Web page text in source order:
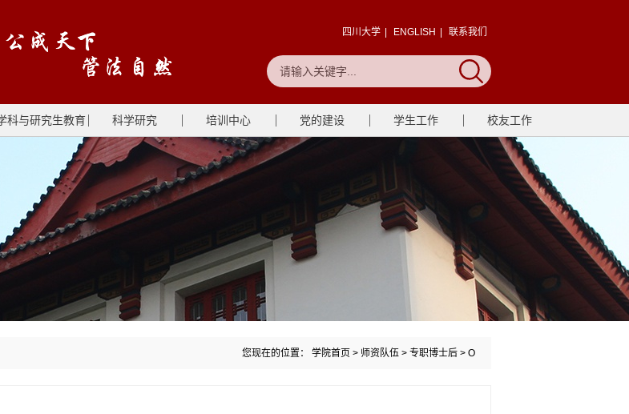
四川大学 ENGLISH 联系我们
科与研究生教育 科学研究 培训中心 党的建设 学生工作 校友工作
您现在的位置： 学院首页 > 师资队伍 > 专职博士后 > O